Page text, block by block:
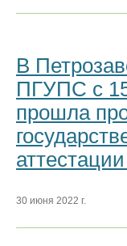
В
ПГУПС с
прошла
30 июня 2022 г.